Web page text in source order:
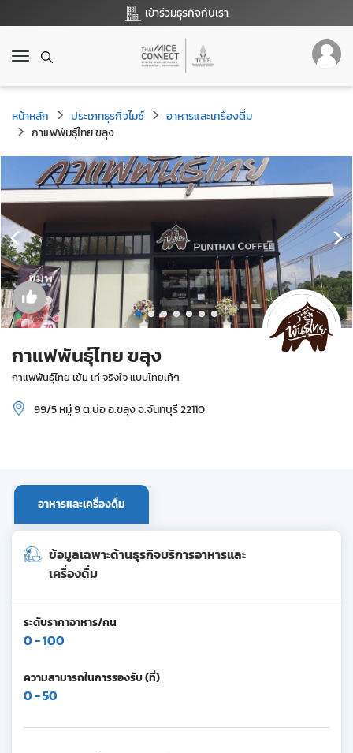
เข้าร่วมธุรกิจกับเรา
T
g
g
l
e
n
v
i
g
a
t
i
o
n
หน้าหลัก ประเภทธุรกิจไมซ์
อาหารและเครื่องดื่ม
กาแฟพันธุ์ไทย ขลุง
กาแฟพันธุ์ไทย ขลุง
กาแฟพันธุ์ไทย เข้ม เท่ จริงใจ แบบไทยเท้ๆ
99/5 หมู่ 9 ต.บ่อ อ.ขลุง จ.จันทบุรี 22110
อาหารและเครื่องดื่ม
ข้อมูลเฉพาะด้านธุรกิจบริการอาหารและ
เครื่องดื่ม
ระดับราคาอาหาร/คน
0 - 100
ความสามารถในการรองรับ (ที่)
0 - 50